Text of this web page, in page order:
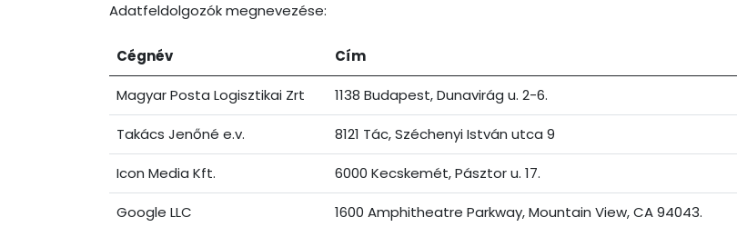
Adatfeldolgozók megnevezése:
Cégnév Cím
Magyar Posta Logisztikai Zrt 1138 Budapest, Dunavirág u. 2-6.
Takács Jenőné e.v. 8121 Tác, Széchenyi István utca 9
Icon Media Kft. 6000 Kecskemét, Pásztor u. 17.
Google LLC 1600 Amphitheatre Parkway, Mountain View, CA 94043.